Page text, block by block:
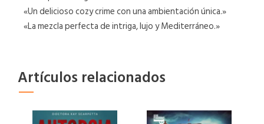
«Un delicioso cozy crime con una ambientación única.»
«La mezcla perfecta de intriga, lujo y Mediterráneo.»
Artículos relacionados